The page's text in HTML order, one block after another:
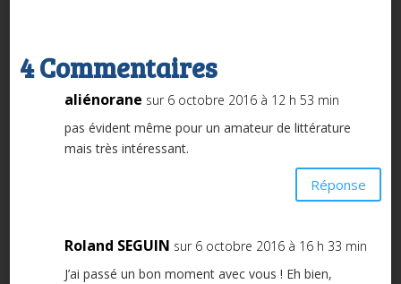
4 Commentaires
aliénorane sur 6 octobre 2016 à 12 h 53 min
pas évident même pour un amateur de littérature
mais très intéressant.
Réponse
Roland SEGUIN sur 6 octobre 2016 à 16 h 33 min
J’ai passé un bon moment avec vous ! Eh bien,